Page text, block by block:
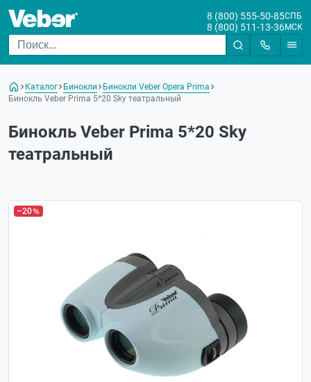
8 (800) 555-50-85СПБ
8 (800) 511-13-36МСК
Каталог Бинокли
Бинокли Veber Opera Prima
Бинокль Veber Prima 5*20 Sky театральный
Бинокль Veber Prima 5*20 Sky
театральный
–20